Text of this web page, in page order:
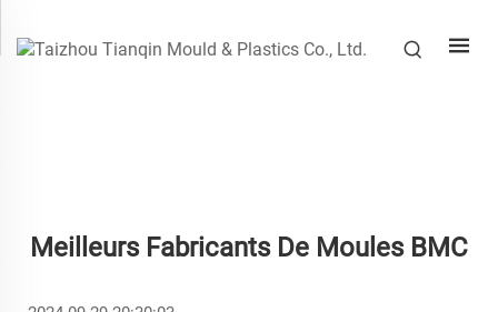
Meilleurs Fabricants De Moules BMC